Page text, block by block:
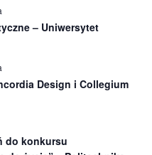
– Uniwersytet
Design i Collegium
do konkursu